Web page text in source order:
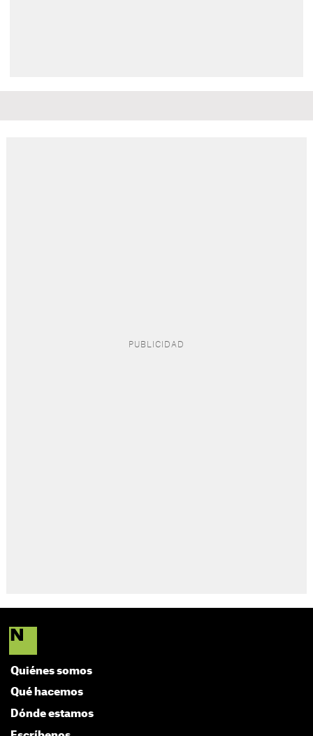
Quiénes somos
Qué hacemos
Dónde estamos